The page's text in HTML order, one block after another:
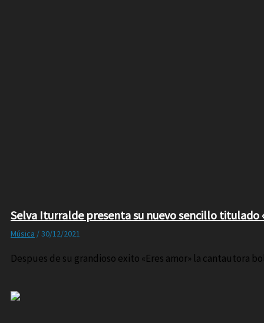
Selva Iturralde presenta su nuevo sencillo titulado
Música /30/12/2021
Despues de su grandioso exito «Eres amor» la